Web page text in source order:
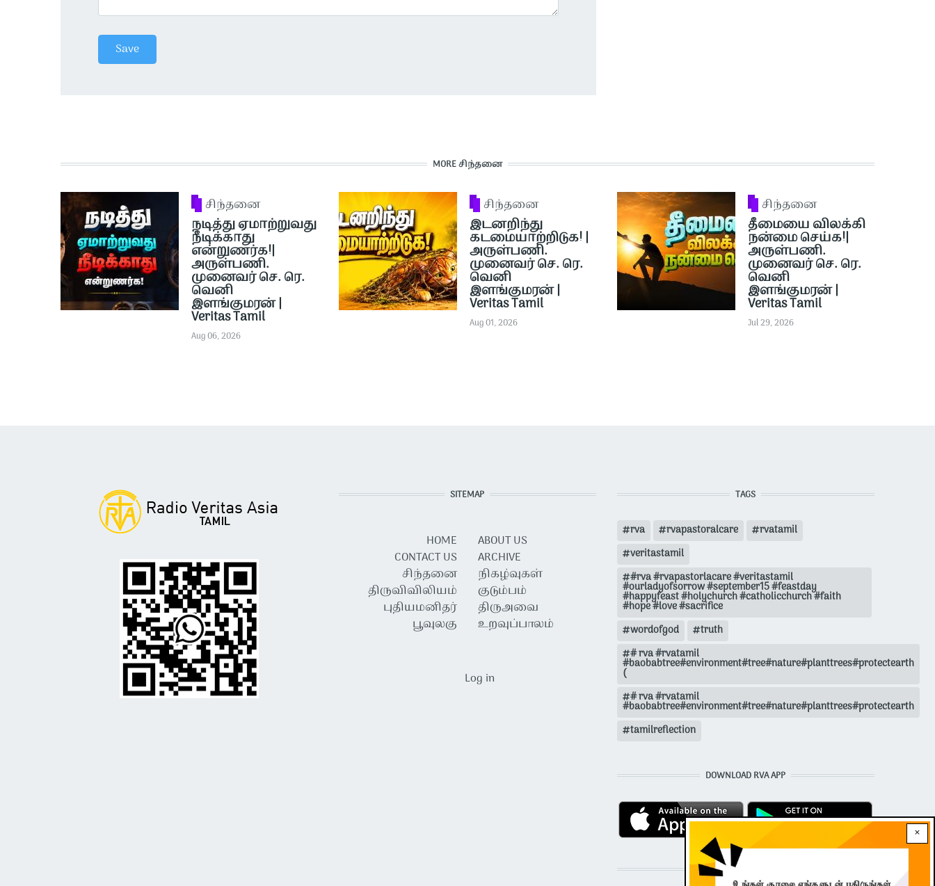
MORE சிந்தனை
சிந்தனை
நடித்து ஏமாற்றுவது
நீடிக்காது
என்றுணர்க!|
அருள்பணி.
முனைவர் செ. ரெ.
வெனி
இளங்குமரன் |
Veritas Tamil
Aug 06, 2026
சிந்தனை
இடனறிந்து
கடமையாற்றிடுக! |
அருள்பணி.
முனைவர் செ. ரெ.
வெனி
இளங்குமரன் |
Veritas Tamil
Aug 01, 2026
சிந்தனை
தீமையை விலக்கி
நன்மை செய்க!|
அருள்பணி.
முனைவர் செ. ரெ.
வெனி
இளங்குமரன் |
Veritas Tamil
Jul 29, 2026
×
SITEMAP
HOME
CONTACT US
சிந்தனை
திருவிவிலியம்
புதியமனிதர்
பூவுலகு
ABOUT US
ARCHIVE
நிகழ்வுகள்
குடும்பம்
திருஅவை
உறவுப்பாலம்
Log in
TAGS
rva rvapastoralcare
rvatamil
veritastamil
#rva #rvapastorlacare #veritastamil
#ourladyofsorrow #september15 #feastday
#happyfeast #holychurch #catholicchurch #faith
#hope #love #sacrifice
wordofgod
truth
# rva #rvatamil
#baobabtree#environment#tree#nature#planttrees#protectearth
(
# rva #rvatamil
#baobabtree#environment#tree#nature#planttrees#protectearth
tamilreflection
DOWNLOAD RVA APP
STAY CONNECTED WITH US!